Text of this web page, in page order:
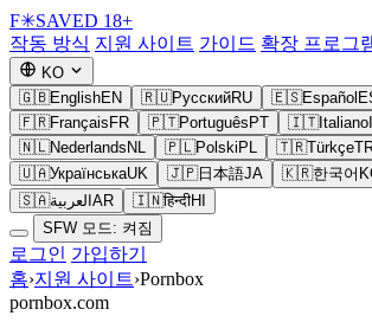
F✳SAVED 18+
작동 방식 지원 사이트 가이드 확장 프로그
KO
🇬🇧EnglishEN 🇷🇺РусскийRU 🇪🇸Español
🇫🇷Français FR 🇵🇹Português PT 🇮🇹Italiano
🇳🇱Nederlands NL 🇵🇱Polski PL 🇹🇷Türkçe
🇺🇦УкраїнськаUK 🇯🇵日本語JA 🇰🇷한국어
🇸🇦العربية AR 🇮🇳हिन्दीHI
SFW 모드: 켜짐
로그인 가입하기
홈›지원 사이트›Pornbox
pornbox.com